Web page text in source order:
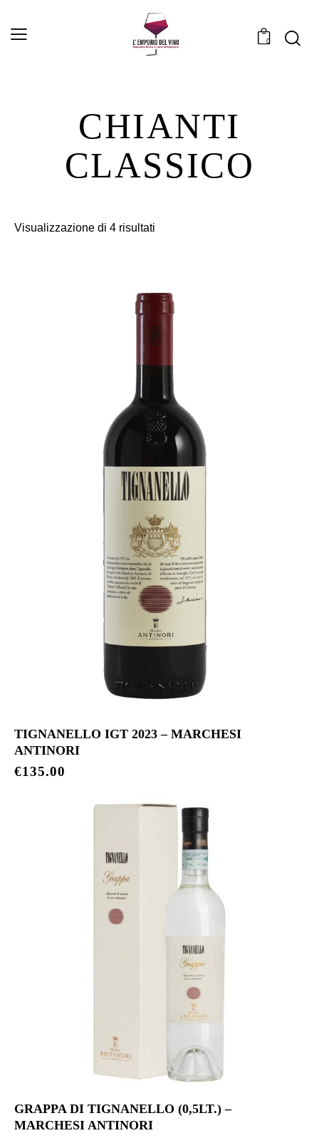
0
CHIANTI
CLASSICO
Visualizzazione di 4 risultati
TIGNANELLO IGT 2023 – MARCHESI
ANTINORI
€135.00
GRAPPA DI TIGNANELLO (0,5LT.) –
MARCHESI ANTINORI